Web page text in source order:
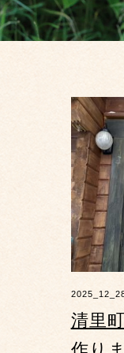
清里